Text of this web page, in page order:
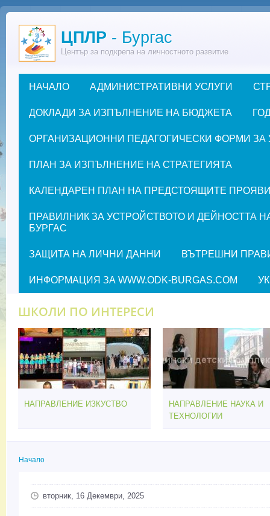
Премини към основното съдържание
ЦПЛР - Бургас
Център за подкрепа на личностното развитие
Основно меню
НАЧАЛО АДМИНИСТРАТИВНИ УСЛУГИ
ДОКЛАДИ ЗА ИЗПЪЛНЕНИЕ НА БЮДЖЕТА
ОРГАНИЗАЦИОННИ ПЕДАГОГИЧЕСКИ ФОРМИ ЗА
ПЛАН ЗА ИЗПЪЛНЕНИЕ НА СТРАТЕГИЯТА
КАЛЕНДАРЕН ПЛАН НА ПРЕДСТОЯЩИТЕ ПРОЯВИ
ПРАВИЛНИК ЗА УСТРОЙСТВОТО И ДЕЙНОСТТА
БУРГАС
ЗАЩИТА НА ЛИЧНИ ДАННИ ВЪТРЕШНИ
ИНФОРМАЦИЯ ЗА WWW.ODK-BURGAS.COM
ШКОЛИ ПО ИНТЕРЕСИ
НАПРАВЛЕНИЕ ИЗКУСТВО
НАПРАВЛЕНИЕ НАУКА И
ТЕХНОЛОГИИ
Начало
вторник, 16 Декември, 2025